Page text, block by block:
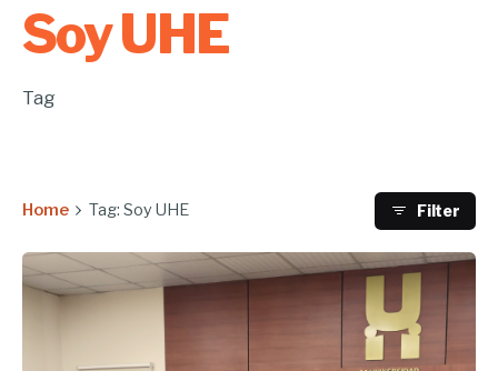
Soy UHE
Tag
Home Tag: Soy UHE Filter